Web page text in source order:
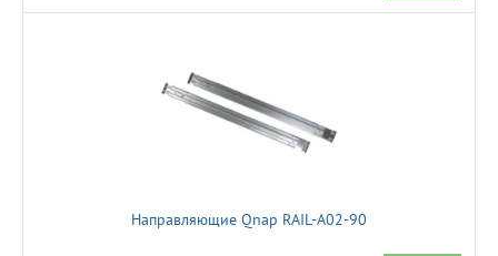
Направляющие Qnap RAIL-A02-90